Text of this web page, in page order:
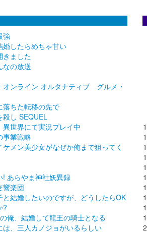
強
婚したらめちゃ甘い
きました
なの放送
オンライン オルタナティブ グルメ・
落ちた転移の先で
殺し SEQUEL
異世界にて実況プレイ中
事業戦略
メン美少女がなぜか俺まで狙ってく
! あらやま神社妖異録
響楽団
と結婚したいのですが、どうしたらOK
?
俺、結婚して龍王の騎士となる
は、三人カノジョがいるらしい